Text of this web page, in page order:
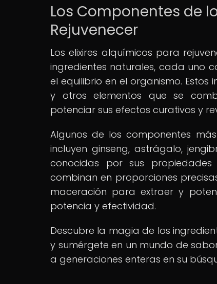
Los Componentes de
Rejuvenecer
Los elixires alquímicos para
ingredientes naturales, cada uno
el equilibrio en el organismo. Estos
y otros elementos que se
potenciar sus efectos curativos y
Algunos de los componentes
incluyen ginseng, astrágalo,
conocidas por sus propiedades
combinan en proporciones
maceración para extraer y
potencia y efectividad.
Descubre la magia de los
y sumérgete en un mundo de
a generaciones enteras en su